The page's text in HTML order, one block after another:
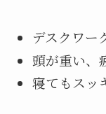
デスクワー
頭が重い、
寝てもスッ